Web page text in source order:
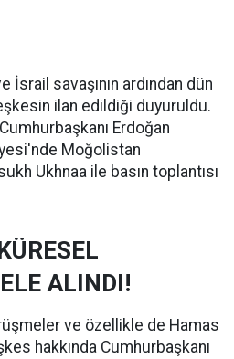
İsrail savaşının ardından dün
ilan edildiği duyuruldu.
Erdoğan
Moğolistan
Ukhnaa ile basın toplantısı
ALINDI!
ve özellikle de Hamas
hakkında Cumhurbaşkanı